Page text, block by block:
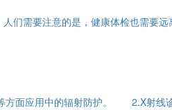
人们需要注意的是，健康体检也需
方面应用中的辐射防护。 2.X射线诊